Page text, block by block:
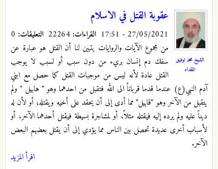
الشيخ محمد توفيق
المقداد
عقوبة القتل في الاسلام
27/05/2021 - 17:51 القراءات: التعليقات:
من مجموع الآيات والروايات يتبين لنا أن القتل هو عبارة عن
سفك دم إنسان بريء من دون سبب أو لسبب لا يوجب
القتل عادة لأنه ليس من موجبات القتل كما حصل مع ابني
آدم النبي(ع) عندما قدما قرباناً الى الله فتقبل من احدهما وهو " هابيل " ولم
يتقبل من الآخر وهو "قابيل" مما أدى إلى أن يحقد على أخيه ويقتله، أو لأن له
ديناً عليه ولم يرده إليه فيقتله مثلاً، أو لمشاجرة بسيطة فيقتل أحدهما الآخر، أو
لأسباب أخرى عديدة تحصل بين الناس مما يؤدي إلى أن يقتل بعضهم البعض
الآخر.
اقرأ المزيد